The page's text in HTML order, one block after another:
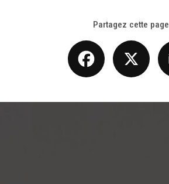
Partagez cette page
Facebook